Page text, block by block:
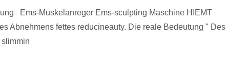
Ems-Muskelanreger Ems-sculpting Maschine HIEMT
Abnehmens fettes reducineauty. Die reale Bedeutung " Des